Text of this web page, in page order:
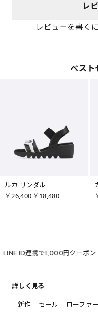
レ
レビューを書く
ベスト
ルカ サンダル
￥26,400 ￥18,480
ID連携で1,000円クーポン
詳しく見る
新作 セール ローファ